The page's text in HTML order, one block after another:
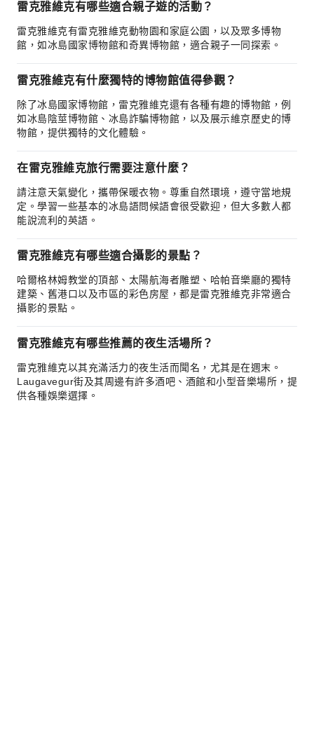
雷克雅維克有哪些適合親子遊的活動？
雷克雅維克有雷克雅維克動物園和家庭公園，以及眾多博物
館，如冰島國家博物館和奇異博物館，適合親子一同探索。
雷克雅維克有什麼獨特的博物館值得參觀？
除了冰島國家博物館，雷克雅維克還有各種有趣的博物館，例
如冰島陰莖博物館、冰島詐騙博物館，以及展示維京歷史的博
物館，提供獨特的文化體驗。
在雷克雅維克旅行需要注意什麼？
請注意天氣變化，攜帶保暖衣物。尊重自然環境，遵守當地規
定。學習一些基本的冰島語問候語會很受歡迎，但大多數人都
能說流利的英語。
雷克雅維克有哪些適合攝影的景點？
哈爾格林姆教堂的頂部、太陽航海者雕塑、哈帕音樂廳的獨特
建築、舊港口以及市區的彩色房屋，都是雷克雅維克非常適合
攝影的景點。
雷克雅維克有哪些推薦的夜生活場所？
雷克雅維克以其充滿活力的夜生活而聞名，尤其是在週末。
Laugavegur街及其周邊有許多酒吧、酒館和小型音樂場所，提
供各種娛樂選擇。